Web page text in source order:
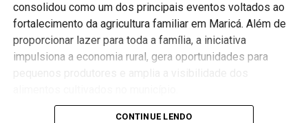
consolidou como um dos principais eventos voltados ao
fortalecimento da agricultura familiar em Maricá. Além de
proporcionar lazer para toda a família, a iniciativa
impulsiona a economia rural, gera oportunidades para
CONTINUE LENDO